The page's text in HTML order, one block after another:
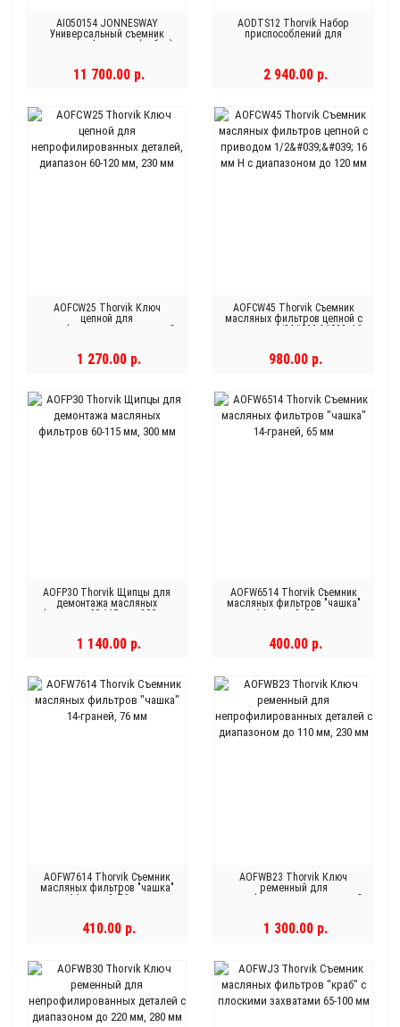
AI050154 JONNESWAY
Универсальный съемник
масляных фильтров (набор)
11 700.00 р.
AODTS12 Thorvik Набор
приспособлений для
2 940.00 р.
AOFCW25 Thorvik Ключ
цепной для
непрофилированных деталей,
1 270.00 р.
AOFCW45 Thorvik Съемник
масляных фильтров цепной с
приводом 1/2&#039;&#039; 16
мм
980.00 р.
AOFP30 Thorvik Щипцы для
демонтажа масляных
фильтров 60-115 мм, 300 мм
1 140.00 р.
AOFW6514 Thorvik Съемник
масляных фильтров "чашка"
14-граней, 65 мм
400.00 р.
AOFW7614 Thorvik Съемник
масляных фильтров "чашка"
14-граней, 76 мм
410.00 р.
AOFWB23 Thorvik Ключ
ременный для
непрофилированных деталей
мм
1 300.00 р.